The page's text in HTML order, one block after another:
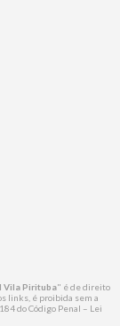
Vila Pirituba" é de direito
links, é proibida sem a
do Código Penal – Lei